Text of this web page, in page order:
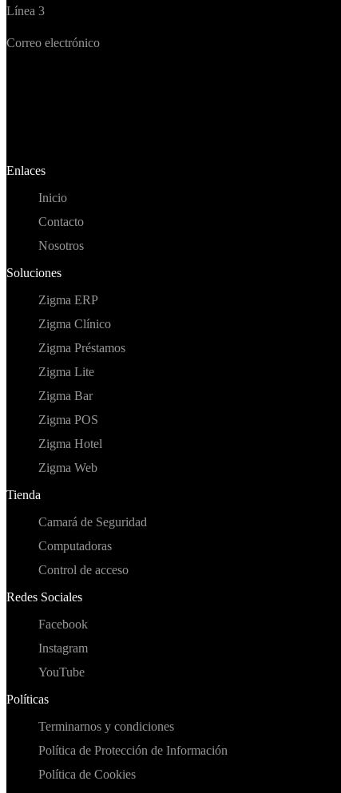
Línea 3
Correo electrónico
Enlaces
Inicio
Contacto
Nosotros
Soluciones
Zigma ERP
Zigma Clínico
Zigma Préstamos
Zigma Lite
Zigma Bar
Zigma POS
Zigma Hotel
Zigma Web
Tienda
Camará de Seguridad
Computadoras
Control de acceso
Redes Sociales
Facebook
Instagram
YouTube
Políticas
Terminarnos y condiciones
Política de Protección de Información
Política de Cookies